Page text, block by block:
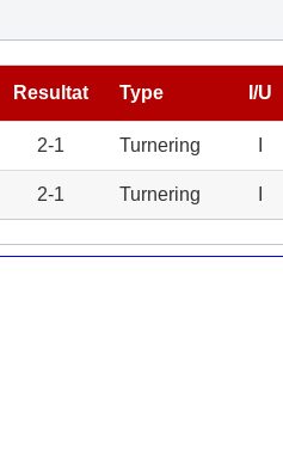
Resultat Type I/U
2-1 Turnering
2-1 Turnering